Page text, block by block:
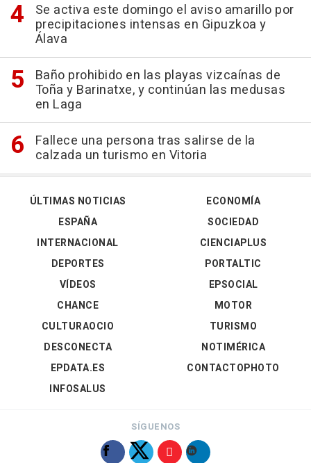
Se activa este domingo el aviso amarillo por
precipitaciones intensas en Gipuzkoa y
Álava
Baño prohibido en las playas vizcaínas de
Toña y Barinatxe, y continúan las medusas
en Laga
Fallece una persona tras salirse de la
calzada un turismo en Vitoria
ÚLTIMAS NOTICIAS
ESPAÑA
INTERNACIONAL
DEPORTES
VÍDEOS
ECONOMÍA
SOCIEDAD
CIENCIAPLUS
PORTALTIC
EPSOCIAL
CHANCE
CULTURAOCIO
DESCONECTA
EPDATA.ES
INFOSALUS
MOTOR
TURISMO
NOTIMÉRICA
CONTACTOPHOTO
SÍGUENOS